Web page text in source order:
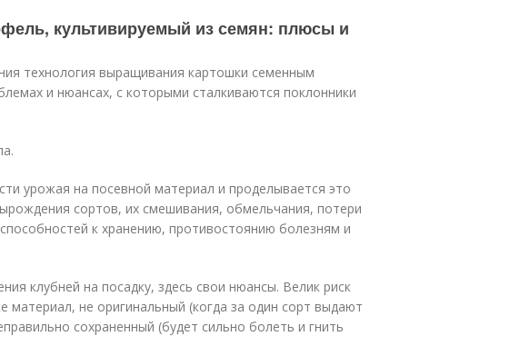
культивируемый из семян: плюсы и
технология выращивания картошки семенным
и нюансах, с которыми сталкиваются поклонники
урожая на посевной материал и проделывается это
сортов, их смешивания, обмельчания, потери
к хранению, противостоянию болезням и
клубней на посадку, здесь свои нюансы. Велик риск
не оригинальный (когда за один сорт выдают
сохраненный (будет сильно болеть и гнить